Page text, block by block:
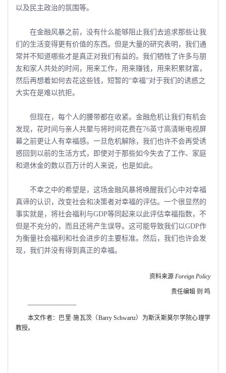
以及民主政治的氛围等。
在金融风暴之前，没有什么能够阻止我们去追求那些让我
们的生活变得更有价值的东西。但是大量的研究表明，我们通
常并不知道哪些才是真正对我们有益的。我们牺牲了许多与朋
友和家人共处的时间，用来工作，用来赚钱，用来积累财富，
然后再想着如何去花这些钱，短暂的“幸福”对于我们的诱惑之
大实在是难以抗拒。
但现在，每个人的腰带都在收紧。金融危机让我们有机会
发现，花时间与亲人共聚与将时间花费在76英寸高清晰电视屏
幕之前更让人有幸福感。一旦危机解除，我们也许不会再受诱
惑回到以前的生活方式，即使对于那些如今失去了工作、家庭
和退休金的数以百万计的人来说，也是如此。
不幸之中的希望是，这场金融风暴将唤醒我们心中对幸福
真谛的认识，改变社会和决策者对幸福的评估。一个很显然的
事实就是，将社会福利与GDP等同起来以此评估幸福指数，不
但是不充分的，而且还将产生误导。这可能导致我们以GDP作
为衡量社会福利和社会进步的主要标准。然后，我们也许会发
现，我们并没有得到真正的幸福。
资料来源 Foreign Policy
责任编辑 则 鸣
――――――――
本文作者：巴里·施瓦茨（Barry Schwartz）为斯沃斯莫尔学院心理学
教授。